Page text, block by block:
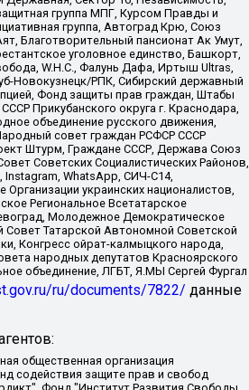
группа МПГ, Курсом Правды и
группа, Автоград Крю, Союз
Благотворительный пансионат Ак Умут,
уголовное единство, Башкорт,
W.H.С., Фалунь Дафа, Иртыш Ultras,
Новокузнецк/РПК, Сибирский державный
Фонд защиты прав граждан, Штабы
Прикубанского округа г. Краснодара,
объединение русского движения,
совет граждан РСФСР СССР
Штурм, Граждане СССР, Держава Союз
Советских Социалистических Районов,
Instagram, WhatsApp, СИЧ-С14,
украинских националистов,
Региональное Всетатарское
Молодежное Демократическое
Совет Татарской Автономной Советской
Конгресс ойрат-калмыцкого народа,
народных депутатов Красноярского
объединение, ЛГБТ, Я.МЫ Сергей Фургал
ru/documents/7822/ данные
гендерных исследований", Гурман Юрий Альбертович, Медиапроект "ОВД-Инфо", Егоров Владимир Владимирович, Жилинский Владимир Александрович, Общество с ограниченной ответственностью "ЗП", Иванова София Юрьевна, Карезина Инна Павловна, Кильтау Екатерина Викторовна, Петров Алексей Викторович, Пискунов Сергей Евгеньевич, Смирнов Сергей Сергеевич, Тихонов Михаил Сергеевич, Общество с ограниченной ответственностью "ЖУРНАЛИСТ-ИНОСТРАННЫЙ АГЕНТ", Арапова Галина Юрьевна, Вольтская Татьяна Анатольевна, Американская компания "Mason G.E.S. Anonymous Foundation" (США), являющаяся владельцем интернет-издания https://mnews.world/, Компания "Stichting Bellingcat", зарегистрированная в Нидерландах (дата регистрации 11.07.2018), Захаров Андрей Вячеславович, Клепиковская Екатерина Дмитриевна, Общество с ограниченной ответственностью "МЕМО", Перл Роман Александрович, Симонов Евгений Алексеевич, Соловьева Елена Анатольевна, Сотников Даниил Владимирович, Сурначева Елизавета Дмитриевна, Автономная некоммерческая организация по защите прав человека и информированию населения "Якутия – Наше Мнение", Общество с ограниченной ответственностью "Москоу диджитал медиа", с 26.01.2023 Общество с ограниченной ответственностью "Чайка Белые сады", Ветошкина Валерия Валерьевна, Заговора Максим Александрович, Межрегиональное общественное движение "Российская ЛГБТ - сеть", Оленичев Максим Владимирович, Павлов Иван Юрьевич, Скворцова Елена Сергеевна, Общество с ограниченной ответственностью "Как бы инагент", Кочетков Игорь Викторович, Общество с ограниченной ответственностью "Честные выборы", Еланчик Олег Александрович, Общество с ограниченной ответственностью "Нобелевский призыв", Гималова Регина Эмилевна, Григорьев Андрей Валерьевич, Григорьева Алина Александровна, Ассоциация по содействию защите прав призывников, альтернативнослужащих и военнослужащих "Правозащитная группа "Гражданин.Армия.Право", Хисамова Регина Фаритовна, Автономная некоммерческая организация по реализации социально-правовых программ "Лилит", Дальневосточное общественное движение "Маяк", Санкт-Петербургская ЛГБТ-инициативная группа "Выход", Инициативная группа ЛГБТ+ "Реверс", Алексеев Андрей Викторович, Бекбулатова Таисия Львовна, Беляев Иван Михайлович, Владыкина Елена Сергеевна, Гельман Марат Александрович, Никульшина Вероника Юрьевна, Толоконникова Надежда Андреевна, Шендерович Виктор Анатольевич, Общество с ограниченной ответственностью "Данное сообщение", Общество с ограниченной ответственностью Издательский дом "Новая глава", Айнбиндер Александра Александровна, Московский комьюнити-центр для ЛГБТ+инициатив, Благотворительный фонд развития филантропии, Deutsche Welle (Германия, Kurt-Schumacher-Strasse 3, 53113 Bonn), Борзунова Мария Михайловна, Воробьев Виктор Викторович, Голубева Анна Львовна, Константинова Алла Михайловна, Малкова Ирина Владимировна, Мурадов Мурад Абдулгалимович, Осетинская Елизавета Николаевна, Понасенков Евгений Николаевич, Ганапольский Матвей Юрьевич, Киселев Евгений Алексеевич, Борухович Ирина Григорьевна, Дремин Иван Тимофеевич, Дубровский Дмитрий Викторович, Красноярская региональная общественная организация поддержки и развития альтернативных образовательных технологий и межкультурных коммуникаций "ИНТЕРРА", Маяковская Екатерина Алексеевна, Фейгин Марк Захарович, Филимонов Андрей Викторович, Дзугкоева Регина Николаевна, Доброхотов Роман Александрович, Дудь Юрий Александрович, Елкин Сергей Владимирович, Кругликов Кирилл Игоревич, Сабунаева Мария Леонидовна, Семенов Алексей Владимирович, Шаинян Карен Багратович, Шульман Екатерина Михайловна, Асафьев Артур Валерьевич, Вахштайн Виктор Семенович, Венедиктов Алексей Алексеевич, Лушникова Екатерина Евгеньевна, Волков Леонид Михайлович, Невзоров Александр Глебович, Пархоменко Сергей Борисович, Сироткин Ярослав Николаевич, Кара-Мурза Владимир Владимирович, Баранова Наталья Владимировна, Гозман Леонид Яковлевич, Кагарлицкий Борис Юльевич, Климарев Михаил Валерьевич, Милов Владимир Станиславович, Автономная некоммерческая организация Краснодарский центр современного искусства "Типография", Моргенштерн Алишер Тагирович, Соболь Любовь Эдуардовна, Общество с ограниченной ответственностью "ЛИЗА НОРМ", Каспаров Гарри Кимович, Ходорковский Михаил Борисович, Общество с ограниченной ответственностью "Апрельские тезисы", Данилович Ирина Брониславовна, Кашин Олег Владимирович, Петров Николай Владимирович, Пивоваров Алексей Владимирович, Соколов Михаил Владимирович, Цветкова Юлия Владимировна, Чичваркин Евгений Александрович, Комитет против пыток/Команда против пыток, Общество с ограниченной ответственностью "Первый научный", Общество с ограниченной ответственностью "Вертолет и ко", Белоцерковская Вероника Борисовна, Кац Максим Евгеньевич, Лазарева Татьяна Юрьевна, Шаведдинов Руслан Табризович, Яшин Илья Валерьевич, Общество с ограниченной ответственностью "Иноагент ААВ", Алешковский Дмитрий Петрович, Альбац Евгения Марковна, Быков Дмитрий Львович, Галямина Юлия Евгеньевна, Лойко Сергей Леонидович, Мартынов Кирилл Константинович, Медведев Сергей Александрович, Крашенинников Федор Геннадиевич, Гордеева Катерина Вл